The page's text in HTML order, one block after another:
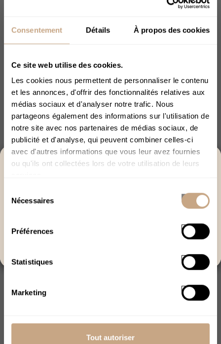
Consentement Détails À propos des cookies
Ce site web utilise des cookies.
Les cookies nous permettent de personnaliser le contenu
et les annonces, d'offrir des fonctionnalités relatives aux
médias sociaux et d'analyser notre trafic. Nous
partageons également des informations sur l'utilisation de
notre site avec nos partenaires de médias sociaux, de
publicité et d'analyse, qui peuvent combiner celles-ci
avec d'autres informations que vous leur avez fournies
ou qu'ils ont collectées lors de votre utilisation de leurs
Nécessaires
Préférences
Statistiques
Marketing
Tout autoriser
ACCÈS RÉSERVÉ AUX +18
E-Liquide Pineapple Express 400mg 4 %
E-Liquide Red Berries 300mg 3 % CBD